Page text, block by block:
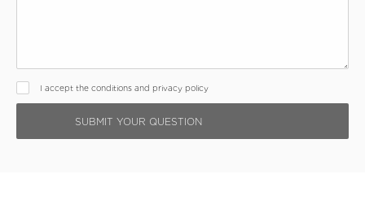
I accept the conditions and privacy policy